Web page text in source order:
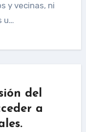
y vecinas, ni
u…
del
a